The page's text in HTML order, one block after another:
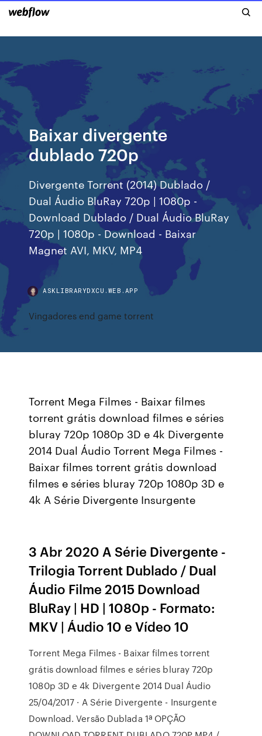
Baixar divergente
dublado 720p
Divergente Torrent (2014) Dublado /
Dual Áudio BluRay 720p | 1080p -
Download Dublado / Dual Áudio BluRay
720p | 1080p - Download - Baixar
Magnet AVI, MKV, MP4
ASKLIBRARYDXCU.WEB.APP
Vingadores end game torrent
Torrent Mega Filmes - Baixar filmes
torrent grátis download filmes e séries
bluray 720p 1080p 3D e 4k Divergente
2014 Dual Áudio Torrent Mega Filmes -
Baixar filmes torrent grátis download
filmes e séries bluray 720p 1080p 3D e
4k A Série Divergente Insurgente
3 Abr 2020 A Série Divergente -
Trilogia Torrent Dublado / Dual
Áudio Filme 2015 Download
BluRay | HD | 1080p - Formato:
MKV | Áudio 10 e Vídeo 10
Torrent Mega Filmes - Baixar filmes torrent
grátis download filmes e séries bluray 720p
1080p 3D e 4k Divergente 2014 Dual Áudio
25/04/2017 · A Série Divergente - Insurgente
Download. Versão Dublada 1ª OPÇÃO